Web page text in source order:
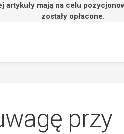
artykuły mają na celu
zostały opłacone.
przy